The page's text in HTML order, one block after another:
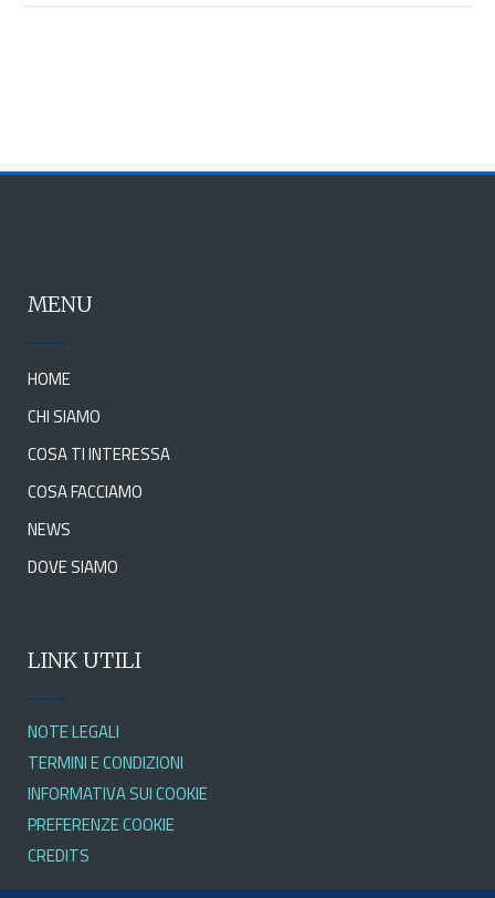
MENU
HOME
CHI SIAMO
COSA TI INTERESSA
COSA FACCIAMO
NEWS
DOVE SIAMO
LINK UTILI
NOTE LEGALI
TERMINI E CONDIZIONI
INFORMATIVA SUI COOKIE
PREFERENZE COOKIE
CREDITS